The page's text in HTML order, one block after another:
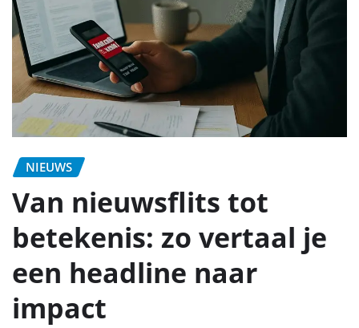
NIEUWS
Van nieuwsflits tot
betekenis: zo vertaal je
een headline naar
impact